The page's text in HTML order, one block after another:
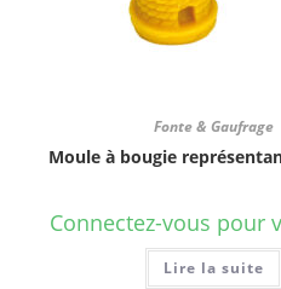
Fonte & Gaufrage
Moule à bougie
Connectez-vous pour
Lire la suite